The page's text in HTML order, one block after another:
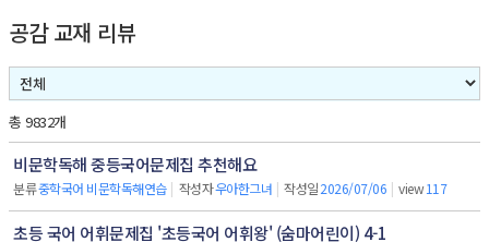
공감 교재 리뷰
총 9832개
비문학독해 중등국어문제집 추천해요
분류중학국어 비문학독해연습 | 작성자우아한그녀 | 작성일2026/07/06 | view117
초등 국어 어휘문제집 '초등국어 어휘왕' (숨마어린이) 4-1